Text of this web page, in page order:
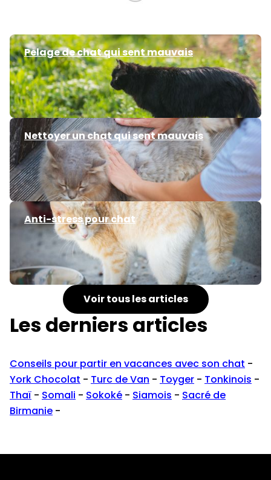
Pelage de chat qui sent mauvais
Nettoyer un chat qui sent mauvais
Anti-stress pour chat
Voir tous les articles
Les derniers articles
Conseils pour partir en vacances avec son chat -
York Chocolat - Turc de Van - Toyger - Tonkinois -
Thaï - Somali - Sokoké - Siamois - Sacré de
Birmanie -